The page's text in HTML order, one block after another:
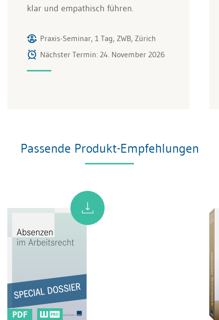
klar und empathisch führen.
Praxis-Seminar, 1 Tag, ZWB, Zürich
Nächster Termin: 24. November 2026
Passende Produkt-Empfehlungen
PDF